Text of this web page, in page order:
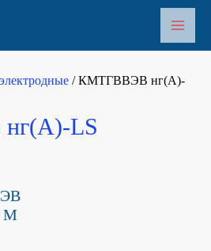
Main
/ КМТГВВЭВ нг(A)-
LS
М